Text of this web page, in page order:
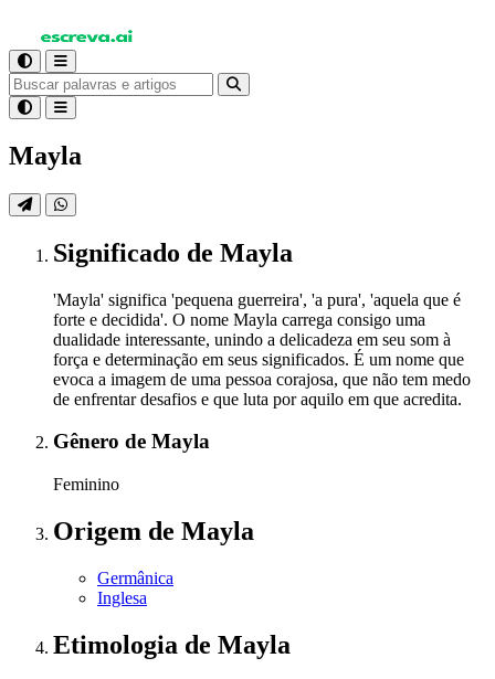
Mayla
Significado de Mayla
'Mayla' significa 'pequena guerreira', 'a pura', 'aquela que é
forte e decidida'. O nome Mayla carrega consigo uma
dualidade interessante, unindo a delicadeza em seu som à
força e determinação em seus significados. É um nome que
evoca a imagem de uma pessoa corajosa, que não tem medo
de enfrentar desafios e que luta por aquilo em que acredita.
Gênero de Mayla
Feminino
Origem de Mayla
Germânica
Inglesa
Etimologia de Mayla